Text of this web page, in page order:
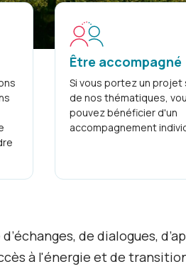
Être accompagné
Si vous portez un projet
de nos thématiques,
pouvez bénéficier d'un
accompagnement
de dialogues,
à l'énergie et de